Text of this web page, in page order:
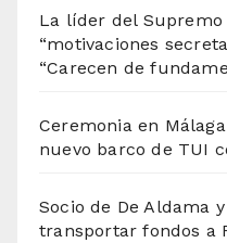
La líder del
“motivaciones
“Carecen de
Ceremonia en
nuevo barco de TUI
Socio de De Aldama
transportar fondos a